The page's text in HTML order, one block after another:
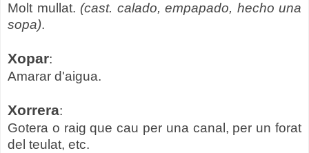
Molt mullat. (cast. calado, empapado, hecho una
sopa).
Xopar:
Amarar d'aigua.
Xorrera:
Gotera o raig que cau per una canal, per un forat
del teulat, etc.